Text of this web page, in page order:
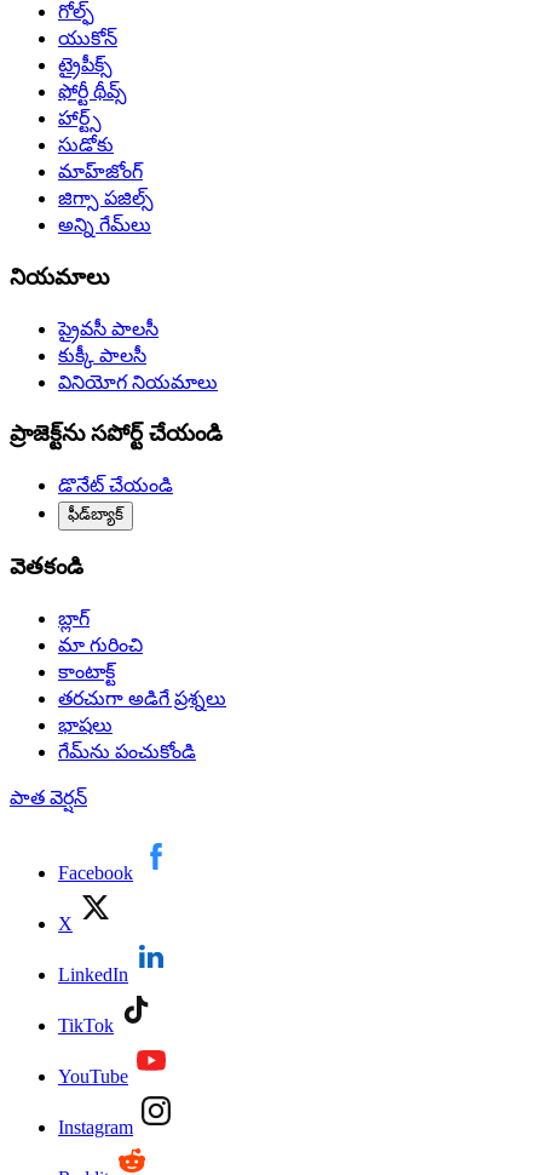
గోల్ఫ్‌
యుకోన్‌
ట్రైపీక్స్‌
ఫోర్టీ థీవ్స్‌
హార్ట్స్
సుడోకు
మాహ్‌జోంగ్‌
జిగ్సా పజిల్స్
అన్ని గేమ్‌లు
నియమాలు
ప్రైవసీ పాలసీ
కుక్కీ పాలసీ
వినియోగ నియమాలు
ప్రాజెక్ట్‌ను సపోర్ట్ చేయండి
డొనేట్ చేయండి
ఫీడ్‌బ్యాక్‌
వెతకండి
బ్లాగ్‌
మా గురించి
కాంటాక్ట్‌
తరచుగా అడిగే ప్రశ్నలు
భాషలు
గేమ్‌ను పంచుకోండి
పాత వెర్షన్‌
Facebook
X
LinkedIn
TikTok
YouTube
Instagram